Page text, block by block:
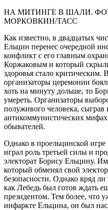
НА МИТИНГЕ В ШАЛИ.
МОРКОВКИН/ТАСС
Как известно, в двадцатых
Ельцин перенес очередной
конфликт с его главным
Коржаковым и который
здоровья стало критическим.
организаторы церемонии
хоть на минуту дольше, то
умереть. Организаторы
полуживого человека,
антикоммунистических
обывателей.
Однако в проельцинской
играл роль третьей силы и
электорат Борису Ельцину.
который обменял свой
безопасности. Однако вряд
как Лебедь был готов ждать
президентом. Тем более, что
инфаркте Ельцина, он был